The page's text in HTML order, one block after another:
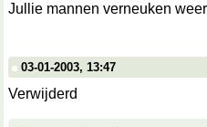
Jullie mannen verneuken
03-01-2003, 13:47
Verwijderd